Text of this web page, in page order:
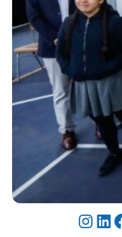
Instagram LinkedIn Facebook